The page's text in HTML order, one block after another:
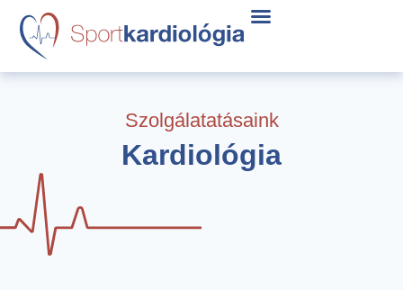
Szolgálatatásaink
Kardiológia